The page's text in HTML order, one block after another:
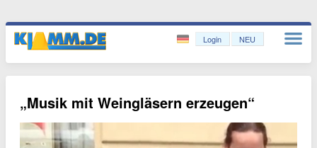
Login NEU
„Musik mit Weingläsern erzeugen“